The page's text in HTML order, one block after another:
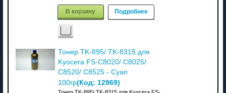
В корзину Подробнее
Тонер TK-895/ TK-8315 для
Kyocera FS-C8020/ C8025/
C8520/ C8525 - Cyan
100гр(Код: 12969)